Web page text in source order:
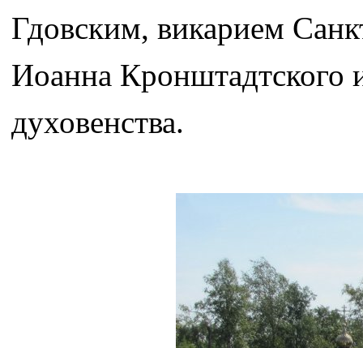
Гдовским, викарием
Иоанна Кронштадтского
духовенства.